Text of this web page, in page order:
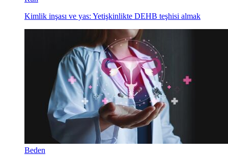
Kimlik inşası ve yas: Yetişkinlikte DEHB teşhisi almak
Beden